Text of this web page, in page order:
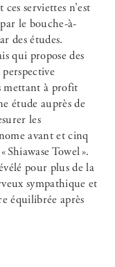
serviettes n’est
le bouche-à-
des études.
qui propose des
mettant à profit
étude auprès de
les
avant et cinq
Towel ».
pour plus de la
sympathique et
équilibrée après